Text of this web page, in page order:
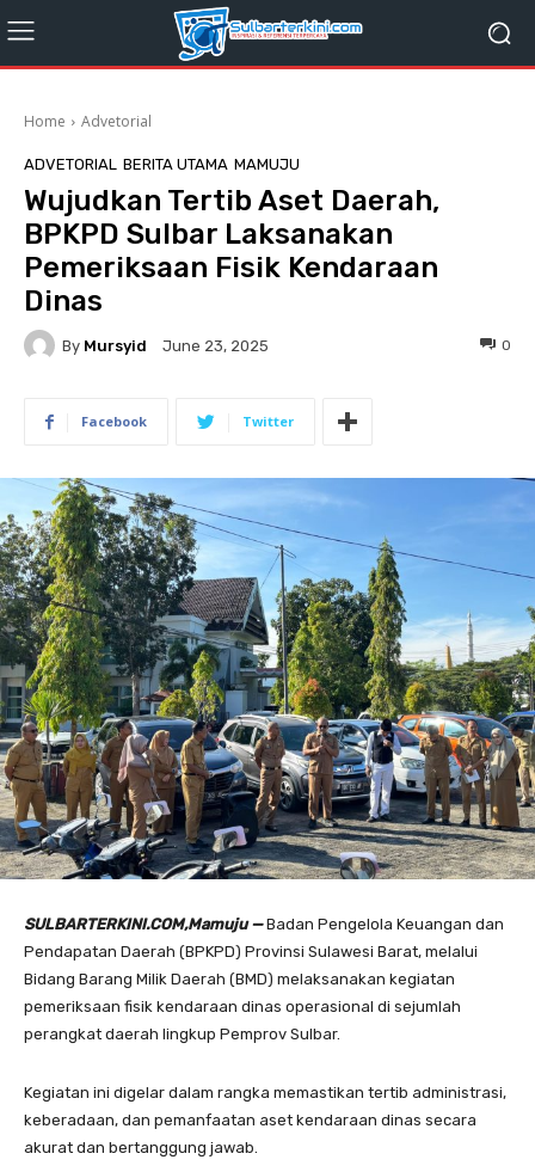
Home Advetorial
ADVETORIAL BERITA UTAMA MAMUJU
Wujudkan Tertib Aset Daerah,
BPKPD Sulbar Laksanakan
Pemeriksaan Fisik Kendaraan
Dinas
By Mursyid June 23, 2025 0
Facebook Twitter
SULBARTERKINI.COM,Mamuju — Badan Pengelola Keuangan dan
Pendapatan Daerah (BPKPD) Provinsi Sulawesi Barat, melalui
Bidang Barang Milik Daerah (BMD) melaksanakan kegiatan
pemeriksaan fisik kendaraan dinas operasional di sejumlah
perangkat daerah lingkup Pemprov Sulbar.
Kegiatan ini digelar dalam rangka memastikan tertib administrasi,
keberadaan, dan pemanfaatan aset kendaraan dinas secara
akurat dan bertanggung jawab.